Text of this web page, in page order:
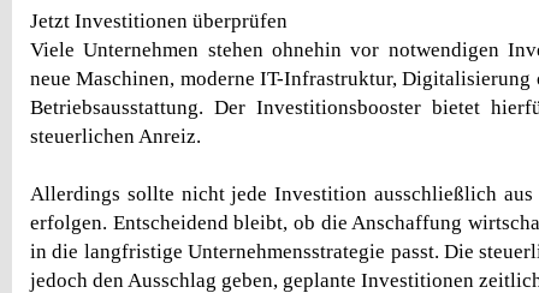
Jetzt Investitionen überprüfen
Viele Unternehmen stehen ohnehin vor notwendigen
neue Maschinen, moderne IT-Infrastruktur,
Betriebsausstattung. Der Investitionsbooster bietet
steuerlichen Anreiz.
Allerdings sollte nicht jede Investition ausschließlich aus
erfolgen. Entscheidend bleibt, ob die Anschaffung
in die langfristige Unternehmensstrategie passt. Die
jedoch den Ausschlag geben, geplante Investitionen